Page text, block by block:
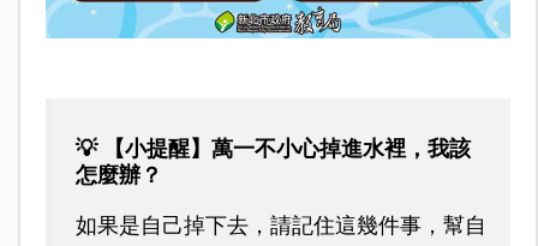
💡 【小提醒】萬一不小心掉進水裡，我該
怎麼辦？
如果是自己掉下去，請記住這幾件事，幫自